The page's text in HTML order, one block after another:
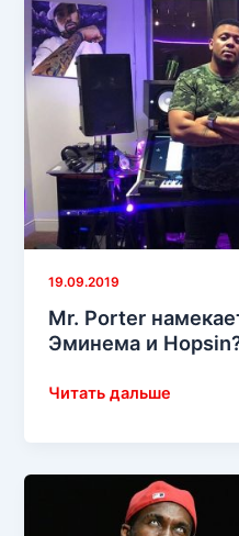
Grafh
и
Хопсина
19.09.2019
Mr. Porter
Эминема и
Mr.
на
коллаборацию
Эминема
Читать дальше